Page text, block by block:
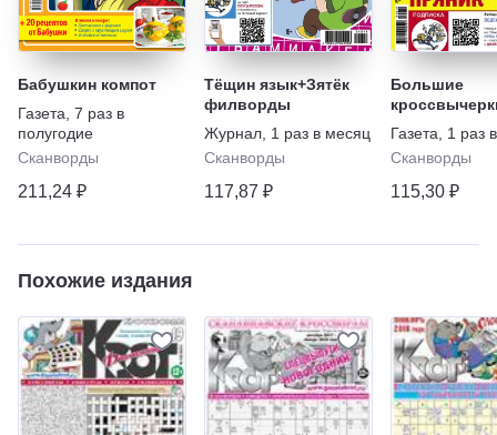
Бабушкин компот
Газета 7 раз в
полугодие
Сканворды
211,24 ₽
Тёщин язык+Зятёк
филворды
Журнал 1 раз в месяц
Сканворды
117,87 ₽
Большие
Газета
1 раз
Сканворды
115,30 ₽
Похожие издания